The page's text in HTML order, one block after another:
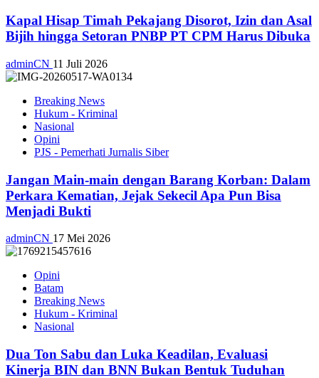
Kapal Hisap Timah Pekajang Disorot, Izin dan Asal
Bijih hingga Setoran PNBP PT CPM Harus Dibuka
adminCN 11 Juli 2026
Breaking News
Hukum - Kriminal
Nasional
Opini
PJS - Pemerhati Jurnalis Siber
Jangan Main-main dengan Barang Korban: Dalam
Perkara Kematian, Jejak Sekecil Apa Pun Bisa
Menjadi Bukti
adminCN 17 Mei 2026
Opini
Batam
Breaking News
Hukum - Kriminal
Nasional
Dua Ton Sabu dan Luka Keadilan, Evaluasi
Kinerja BIN dan BNN Bukan Bentuk Tuduhan